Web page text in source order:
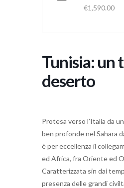
€1,590.00
Tunisia: un
deserto
Protesa verso l’Italia da
ben profonde nel Sahara
è per eccellenza il
ed Africa, fra Oriente ed
Caratterizzata sin dai
presenza delle grandi